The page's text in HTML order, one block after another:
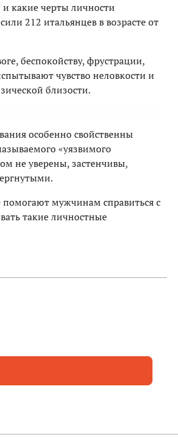
какие черты личности
212 итальянцев в возрасте от
беспокойству, фрустрации,
чувство неловкости и
близости.
особенно свойственны
«уязвимого
не уверены, застенчивы,
мужчинам справиться с
такие личностные